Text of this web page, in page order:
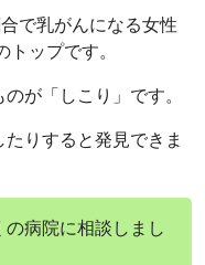
で乳がんになる女性
ップです。
が「しこり」です。
りすると発見できま
病院に相談しまし